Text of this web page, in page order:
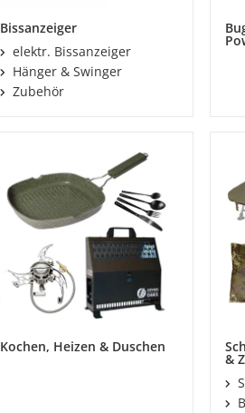
Bissanzeiger
elektr. Bissanzeiger
Hänger & Swinger
Zubehör
Kochen, Heizen & Duschen
&